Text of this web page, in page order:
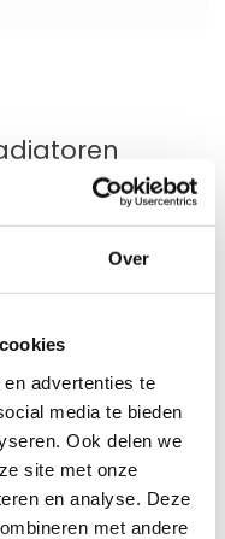
Over
advertenties te
media te bieden
Ook delen we
site met onze
en analyse. Deze
met andere
het
hybride